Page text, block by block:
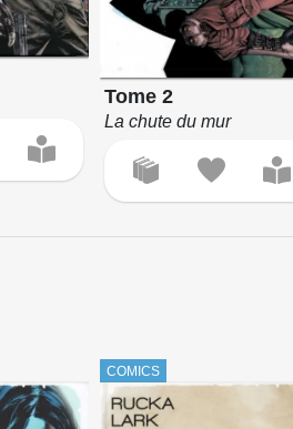
Tome 2
La chute du mur
COMICS